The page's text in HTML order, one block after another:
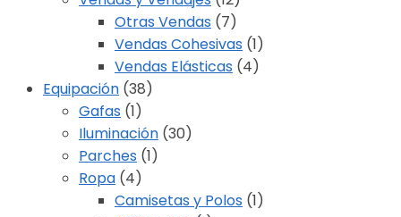
Otras Vendas (7)
Vendas Cohesivas (1)
Vendas Elásticas (4)
Equipación (38)
Gafas (1)
Iluminación (30)
Parches (1)
Ropa (4)
Camisetas y Polos (1)